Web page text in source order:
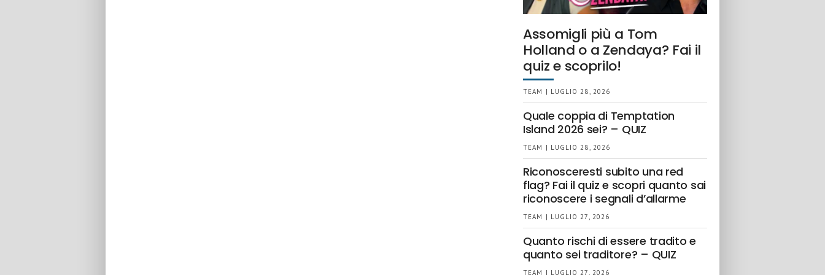
Assomigli più a Tom
Holland o a Zendaya? Fai il
quiz e scoprilo!
TEAM | LUGLIO 28, 2026
Quale coppia di Temptation
Island 2026 sei? – QUIZ
TEAM | LUGLIO 28, 2026
Riconosceresti subito una red
flag? Fai il quiz e scopri quanto sai
riconoscere i segnali d’allarme
TEAM | LUGLIO 27, 2026
Quanto rischi di essere tradito e
quanto sei traditore? – QUIZ
TEAM | LUGLIO 27, 2026